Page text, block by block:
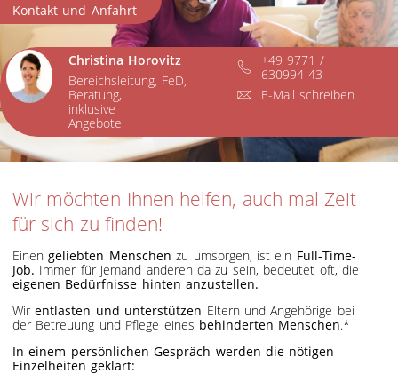
Kontakt und Anfahrt
Christina Horovitz
Bereichsleitung, FeD,
Beratung,
inklusive
Angebote
+49 9771 /
630994-43
E-Mail schreiben
Wir möchten Ihnen helfen, auch mal Zeit
für sich zu finden!
Einengeliebten Menschen zu umsorgen, ist ein Full-Time-
Job. Immer für jemand anderen da zu sein, bedeutet oft, die
eigenen Bedürfnisse hinten anzustellen.
Wirentlasten und unterstützen Eltern und Angehörige bei
der Betreuung und Pflege eines behinderten Menschen.*
In einem persönlichen Gespräch werden die nötigen
Einzelheiten geklärt: